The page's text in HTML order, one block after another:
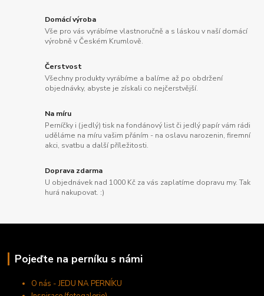
Domácí výroba
Vše pro vás vyrábíme vlastnoručně a s láskou v naší domácí
výrobně v Českém Krumlově.
Čerstvost
Všechny produkty vyrábíme a balíme až po obdržení
objednávky, abyste je získali co nejčerstvější.
Na míru
Perníčky i (jedlý) tisk na fondánový list či jedlý papír vám rádi
uděláme na míru vašim přáním - na oslavu narozenin, firemní
akci, svatbu a další příležitosti.
Doprava zdarma
U objednávek nad 1000 Kč za vás zaplatíme dopravu my. Tak
hurá nakupovat. :)
Pojeďte na perníku s námi
O nás - JEDU NA PERNÍKU